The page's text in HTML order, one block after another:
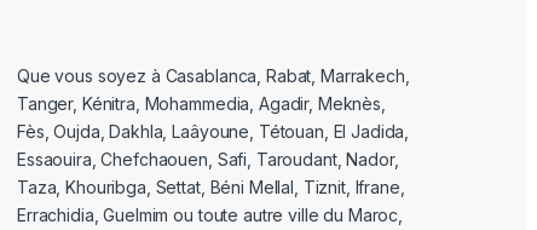
Que vous soyez à Casablanca, Rabat, Marrakech,
Tanger, Kénitra, Mohammedia, Agadir, Meknès,
Fès, Oujda, Dakhla, Laâyoune, Tétouan, El Jadida,
Essaouira, Chefchaouen, Safi, Taroudant, Nador,
Taza, Khouribga, Settat, Béni Mellal, Tiznit, Ifrane,
Errachidia, Guelmim ou toute autre ville du Maroc,